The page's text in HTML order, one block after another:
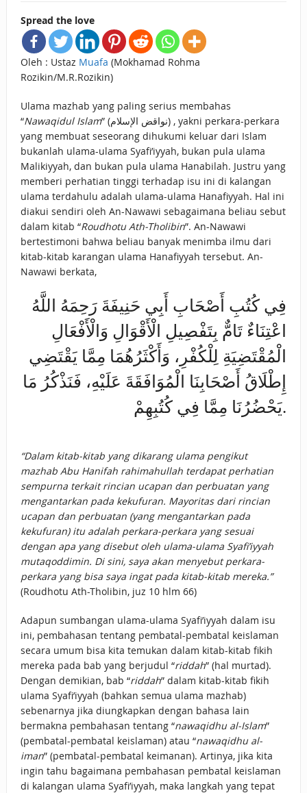
Spread the love
Oleh : Ustaz Muafa (Mokhamad Rohma
Rozikin/M.R.Rozikin)
Ulama mazhab yang paling serius membahas
“Nawaqidul Islam” (نواقض الإسلام) , yakni perkara-perkara
yang membuat seseorang dihukumi keluar dari Islam
bukanlah ulama-ulama Syafi’iyyah, bukan pula ulama
Malikiyyah, dan bukan pula ulama Hanabilah. Justru yang
memberi perhatian tinggi terhadap isu ini di kalangan
ulama terdahulu adalah ulama-ulama Hanafiyyah. Hal ini
diakui sendiri oleh An-Nawawi sebagaimana beliau sebut
dalam kitab “Roudhotu Ath-Tholibin”. An-Nawawi
bertestimoni bahwa beliau banyak menimba ilmu dari
kitab-kitab karangan ulama Hanafiyyah tersebut. An-
Nawawi berkata,
فِي كُتُبِ أَصْحَابِ أَبِي حَنِيفَةَ رَحِمَهُ اللَّهُ
اعْتِنَاءٌ تَامٌّ بِتَفْصِيلِ الْأَقْوَالِ وَالْأَفْعَالِ
الْمُقْتَضِيَةِ لِلْكُفْرِ، وَأَكْثَرُهُمَا مِمَّا يَقْتَضِي
إِطْلَاقُ أَصْحَابِنَا الْمُوَافَقَةَ عَلَيْهِ، فَنَذْكُرُ مَا
يَحْضُرُنَا مِمَّا فِي كُتُبِهِمْ.
“Dalam kitab-kitab yang dikarang ulama pengikut
mazhab Abu Hanifah rahimahullah terdapat perhatian
sempurna terkait rincian ucapan dan perbuatan yang
mengantarkan pada kekufuran. Mayoritas dari rincian
ucapan dan perbuatan (yang mengantarkan pada
kekufuran) itu adalah perkara-perkara yang sesuai
dengan apa yang disebut oleh ulama-ulama Syafi’iyyah
mutaqoddimin. Di sini, saya akan menyebut perkara-
perkara yang bisa saya ingat pada kitab-kitab mereka.”
(Roudhotu Ath-Tholibin, juz 10 hlm 66)
Adapun sumbangan ulama-ulama Syafi’iyyah dalam isu
ini, pembahasan tentang pembatal-pembatal keislaman
secara umum bisa kita temukan dalam kitab-kitab fikih
mereka pada bab yang berjudul “riddah” (hal murtad).
Dengan demikian, bab “riddah” dalam kitab-kitab fikih
ulama Syafi’iyyah (bahkan semua ulama mazhab)
sebenarnya jika diungkapkan dengan bahasa lain
bermakna pembahasan tentang “nawaqidhu al-Islam”
(pembatal-pembatal keislaman) atau “nawaqidhu al-
iman” (pembatal-pembatal keimanan). Artinya, jika kita
ingin tahu bagaimana pembahasan pembatal keislaman
di kalangan ulama Syafi’iyyah, maka langkah yang tepat